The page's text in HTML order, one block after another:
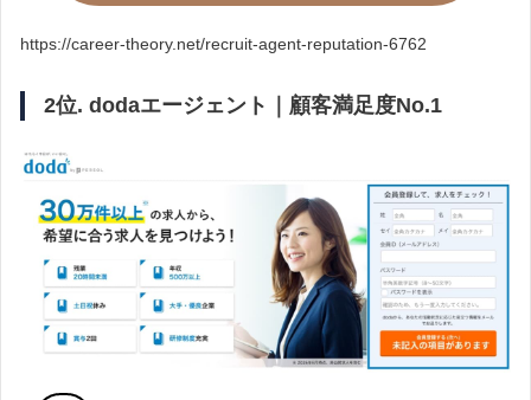
https://career-theory.net/recruit-agent-reputation-6762
2位. dodaエージェント｜顧客満足度No.1